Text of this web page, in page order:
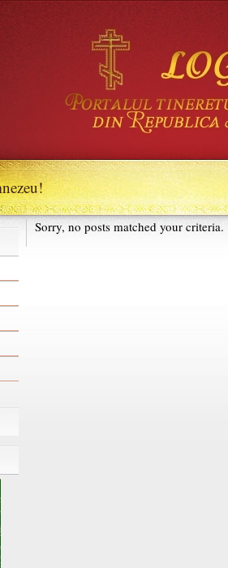
Sorry, no posts matched your criteria.